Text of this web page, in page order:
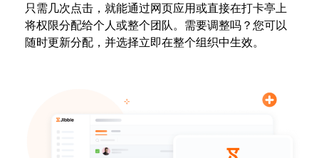
只需几次点击，就能通过网页应用或直接在打卡亭上
将权限分配给个人或整个团队。需要调整吗？您可以
随时更新分配，并选择立即在整个组织中生效。